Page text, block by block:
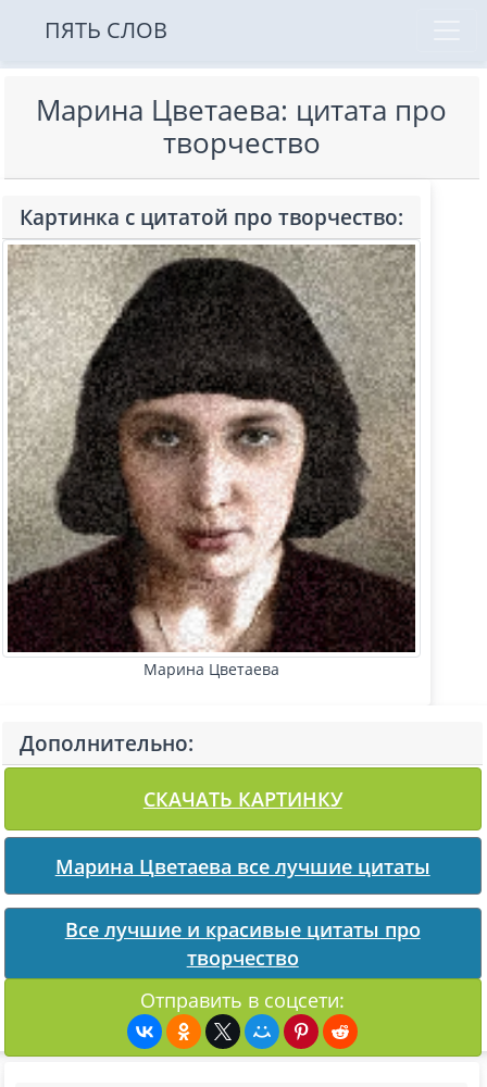
ПЯТЬ СЛОВ
Марина Цветаева: цитата про
творчество
Картинка с цитатой про творчество:
Марина Цветаева
Дополнительно:
СКАЧАТЬ КАРТИНКУ
Марина Цветаева все лучшие цитаты
Все лучшие и красивые цитаты про
творчество
Отправить в соцсети: